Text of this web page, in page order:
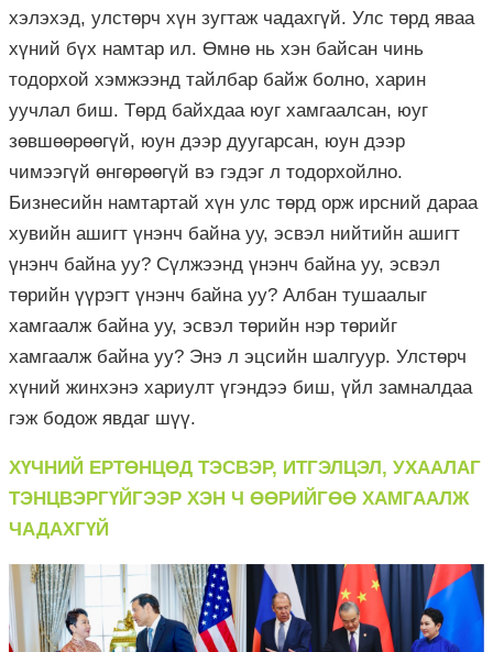
хэлэхэд, улстөрч хүн зугтаж чадахгүй. Улс төрд яваа
хүний бүх намтар ил. Өмнө нь хэн байсан чинь
тодорхой хэмжээнд тайлбар байж болно, харин
уучлал биш. Төрд байхдаа юуг хамгаалсан, юуг
зөвшөөрөөгүй, юун дээр дуугарсан, юун дээр
чимээгүй өнгөрөөгүй вэ гэдэг л тодорхойлно.
Бизнесийн намтартай хүн улс төрд орж ирсний дараа
хувийн ашигт үнэнч байна уу, эсвэл нийтийн ашигт
үнэнч байна уу? Сүлжээнд үнэнч байна уу, эсвэл
төрийн үүрэгт үнэнч байна уу? Албан тушаалыг
хамгаалж байна уу, эсвэл төрийн нэр төрийг
хамгаалж байна уу? Энэ л эцсийн шалгуур. Улстөрч
хүний жинхэнэ хариулт үгэндээ биш, үйл замналдаа
гэж бодож явдаг шүү.
ХҮЧНИЙ ЕРТӨНЦӨД ТЭСВЭР, ИТГЭЛЦЭЛ, УХААЛАГ
ТЭНЦВЭРГҮЙГЭЭР ХЭН Ч ӨӨРИЙГӨӨ ХАМГААЛЖ
ЧАДАХГҮЙ